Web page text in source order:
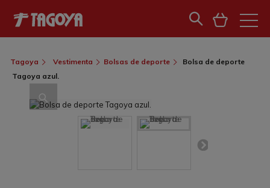
Tagoya Vestimenta Bolsas de deporte
Bolsa de deporte
Tagoya azul.